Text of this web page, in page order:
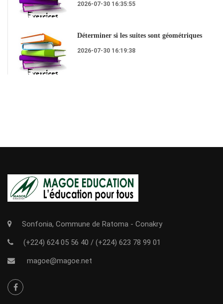
2026-07-30 16:35:55
Déterminer si les suites sont géométriques
2026-07-30 16:19:38
Sonfonia, Commune de Ratoma - Conakry
(+224) 624 05 56 40 / (+224) 623 78 99 01
magoe@magoe.net